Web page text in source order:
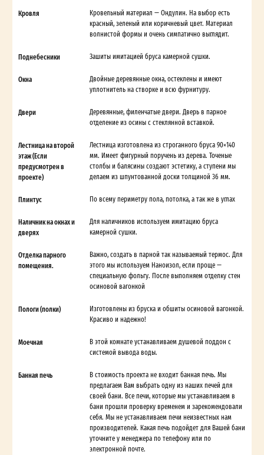
Кровля
Кровельный материал — Ондулин. На выбор есть
красный, зеленый или коричневый цвет. Материал
волнистой формы и очень симпатично выглядит.
Поднебесники Зашиты имитацией бруса камерной сушки.
Окна
Двойные деревянные окна, остеклены и имеют
уплотнитель на створке и всю фурнитуру.
Двери
Деревянные, филенчатые двери. Дверь в парное
отделение из осины с стеклянной вставкой.
Лестница на второй
этаж (Если
предусмотрен в
проекте)
Лестница изготовлена из строганного бруса 90×140
мм. Имеет фигурный поручень из дерева. Точеные
столбы и балясины создают эстетику, а ступени мы
делаем из шпунтованной доски толщиной 36 мм.
Плинтус По всему периметру пола, потолка, а так же в углах
Наличник на окнах и
дверях
Для наличников используем имитацию бруса
камерной сушки.
Отделка парного
помещения.
Важно, создать в парной так называемый термос. Для
этого мы используем Наноизол, если проще —
специальную фольгу. После выполняем отделку стен
осиновой вагонкой
Пологи (полки)
Изготовлены из бруска и обшиты осиновой вагонкой.
Красиво и надежно!
Моечная
В этой комнате устанавливаем душевой поддон с
системой вывода воды.
Банная печь
В стоимость проекта не входит банная печь. Мы
предлагаем Вам выбрать одну из наших печей для
своей бани. Все печи, которые мы устанавливаем в
бани прошли проверку временем и зарекомендовали
себя. Мы не устанавливаем печи неизвестных нам
производителей. Какая печь подойдет для Вашей бани
уточните у менеджера по телефону или по
электронной почте.